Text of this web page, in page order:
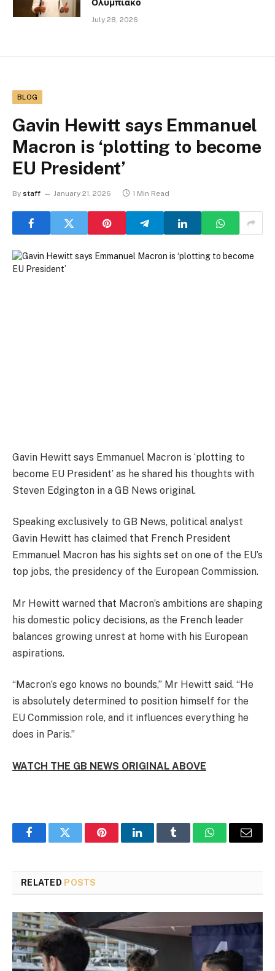
Ολυμπιακό
July 28, 2026
BLOG
Gavin Hewitt says Emmanuel
Macron is ‘plotting to become
EU President’
By staff January 21, 2026 1 Min Read
Gavin Hewitt says Emmanuel Macron is ‘plotting to
become EU President’ as he shared his thoughts with
Steven Edgington in a GB News original.
Speaking exclusively to GB News, political analyst
Gavin Hewitt has claimed that French President
Emmanuel Macron has his sights set on one of the EU’s
top jobs, the presidency of the European Commission.
Mr Hewitt warned that Macron’s ambitions are shaping
his domestic policy decisions, as the French leader
balances growing unrest at home with his European
aspirations.
“Macron’s ego knows no bounds,” Mr Hewitt said. “He
is absolutely determined to position himself for the
EU Commission role, and it influences everything he
does in Paris.”
WATCH THE GB NEWS ORIGINAL ABOVE
FacebookTwitter PinterestLinkedInTumblr WhatsAppEmail
RELATED POSTS